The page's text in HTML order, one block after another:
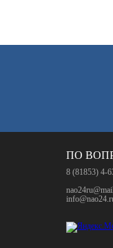
ПО
8 (81853) 4-